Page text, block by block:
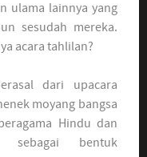
ulama lainnya yang
sesudah mereka.
acara tahlilan?
dari upacara
moyang bangsa
Hindu dan
sebagai bentuk